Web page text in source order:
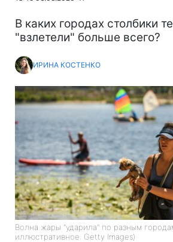
В каких городах столбики
"взлетели" больше всего?
ИРИНА КОСТЕНКО
Волна жары "ударила" по разным
иллюстративное: Getty Images)